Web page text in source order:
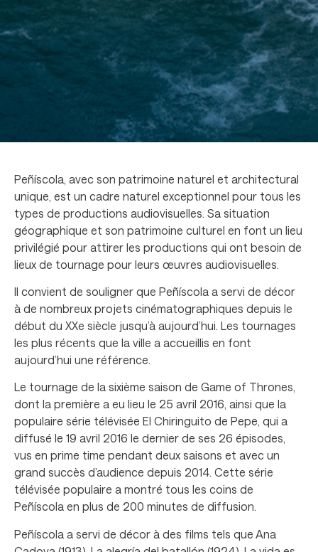
Peñíscola, avec son patrimoine naturel et architectural
unique, est un cadre naturel exceptionnel pour tous les
types de productions audiovisuelles. Sa situation
géographique et son patrimoine culturel en font un lieu
privilégié pour attirer les productions qui ont besoin de
lieux de tournage pour leurs œuvres audiovisuelles.
Il convient de souligner que Peñíscola a servi de décor
à de nombreux projets cinématographiques depuis le
début du XXe siècle jusqu’à aujourd’hui. Les tournages
les plus récents que la ville a accueillis en font
aujourd’hui une référence.
Le tournage de la sixième saison de Game of Thrones,
dont la première a eu lieu le 25 avril 2016, ainsi que la
populaire série télévisée El Chiringuito de Pepe, qui a
diffusé le 19 avril 2016 le dernier de ses 26 épisodes,
vus en prime time pendant deux saisons et avec un
grand succès d’audience depuis 2014. Cette série
télévisée populaire a montré tous les coins de
Peñíscola en plus de 200 minutes de diffusion.
Peñíscola a servi de décor à des films tels que Ana